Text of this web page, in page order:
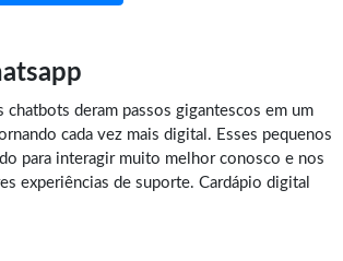
chatbots deram passos gigantescos em um
cada vez mais digital. Esses pequenos
para interagir muito melhor conosco e nos
experiências de suporte. Cardápio digital